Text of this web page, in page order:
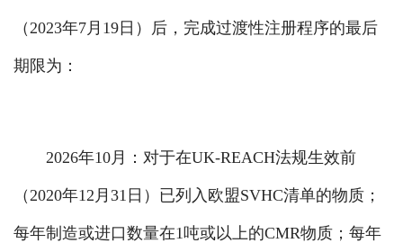
（2023年7月19日）后，完成过渡性注册程序的最后
期限为：
2026年10月：对于在UK-REACH法规生效前
（2020年12月31日）已列入欧盟SVHC清单的物质；
每年制造或进口数量在1吨或以上的CMR物质；每年